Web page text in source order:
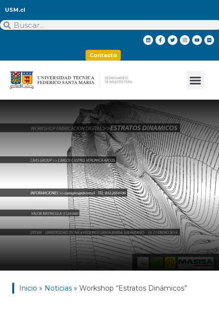
USM.cl
Contacto
Inicio » Noticias » Workshop “Estratos Dinámicos”